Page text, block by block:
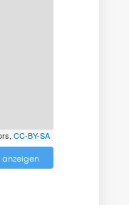
CC-BY-SA
anzeigen